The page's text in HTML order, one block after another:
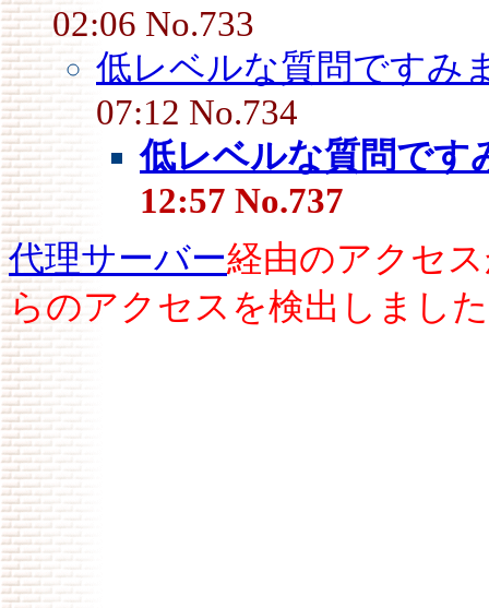
02:06 No.733
低レベルな質問ですみ
07:12 No.734
低レベルな質問です
12:57 No.737
代理サーバー経由のアクセ
らのアクセスを検出しまし